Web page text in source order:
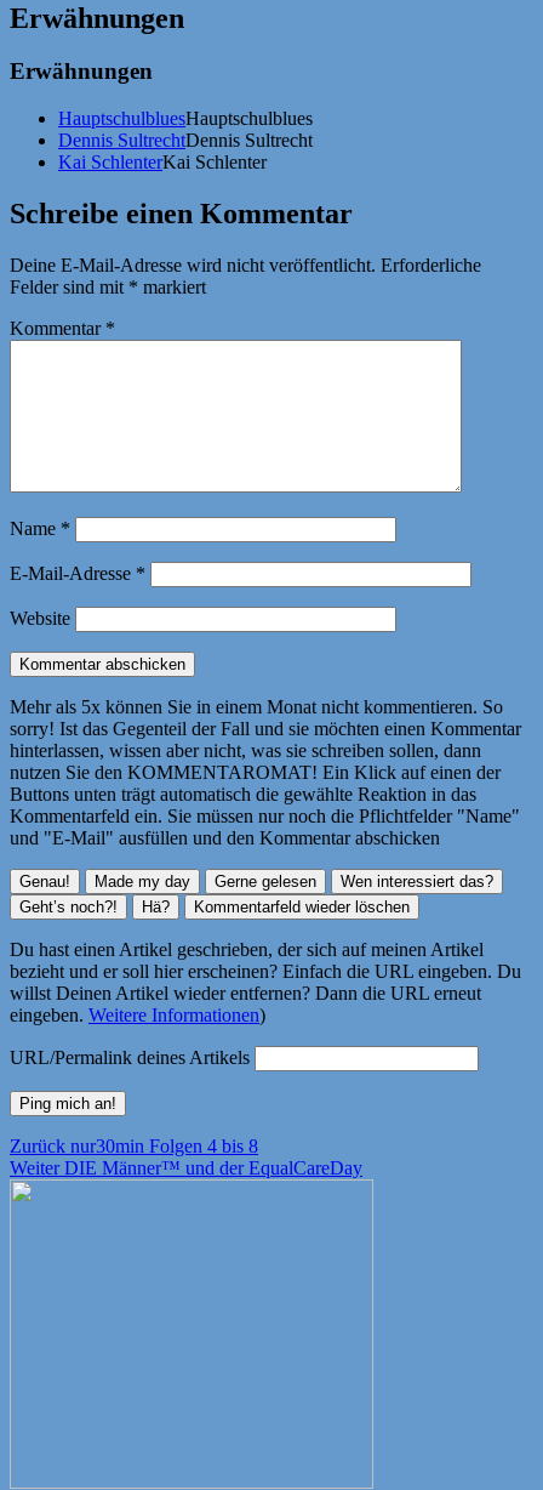
Erwähnungen
Erwähnungen
HauptschulbluesHauptschulblues
Dennis SultrechtDennis Sultrecht
Kai SchlenterKai Schlenter
Schreibe einen Kommentar
Deine E-Mail-Adresse wird nicht veröffentlicht. Erforderliche
Felder sind mit * markiert
Kommentar *
Name *
E-Mail-Adresse *
Website
Mehr als 5x können Sie in einem Monat nicht kommentieren. So
sorry! Ist das Gegenteil der Fall und sie möchten einen Kommentar
hinterlassen, wissen aber nicht, was sie schreiben sollen, dann
nutzen Sie den KOMMENTAROMAT! Ein Klick auf einen der
Buttons unten trägt automatisch die gewählte Reaktion in das
Kommentarfeld ein. Sie müssen nur noch die Pflichtfelder "Name"
und "E-Mail" ausfüllen und den Kommentar abschicken
Du hast einen Artikel geschrieben, der sich auf meinen Artikel
bezieht und er soll hier erscheinen? Einfach die URL eingeben. Du
willst Deinen Artikel wieder entfernen? Dann die URL erneut
eingeben. Weitere Informationen)
URL/Permalink deines Artikels
Beitragsnavigation
Zurück Vorheriger
Beitrag:
nur30min Folgen 4 bis 8
Weiter Nächster
DIE Männer™ und der EqualCareDay